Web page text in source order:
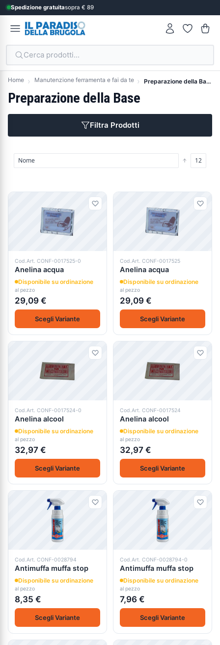
Spedizione gratuitasopra € 89
Cerca prodotti...
Home Manutenzione ferramenta e fai da te Preparazione della Base
Preparazione della Base
Filtra Prodotti
Prodotti
Cod.Art. CONF-0017525-0
Anelina acqua
Disponibile su ordinazione
al pezzo
29,09 €
Scegli Variante
Cod.Art. CONF-0017525
Anelina acqua
Disponibile su ordinazione
al pezzo
29,09 €
Scegli Variante
Cod.Art. CONF-0017524-0
Anelina alcool
Disponibile su ordinazione
al pezzo
32,97 €
Scegli Variante
Cod.Art. CONF-0017524
Anelina alcool
Disponibile su ordinazione
al pezzo
32,97 €
Scegli Variante
Cod.Art. CONF-0028794
Antimuffa muffa stop
Disponibile su ordinazione
al pezzo
8,35 €
Scegli Variante
Cod.Art. CONF-0028794-0
Antimuffa muffa stop
Disponibile su ordinazione
al pezzo
7,96 €
Scegli Variante